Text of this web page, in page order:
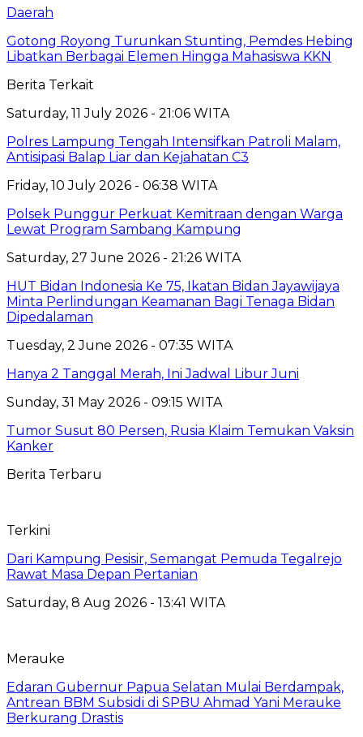
Daerah
Gotong Royong Turunkan Stunting, Pemdes Hebing
Libatkan Berbagai Elemen Hingga Mahasiswa KKN
Berita Terkait
Saturday, 11 July 2026 - 21:06 WITA
Polres Lampung Tengah Intensifkan Patroli Malam,
Antisipasi Balap Liar dan Kejahatan C3
Friday, 10 July 2026 - 06:38 WITA
Polsek Punggur Perkuat Kemitraan dengan Warga
Lewat Program Sambang Kampung
Saturday, 27 June 2026 - 21:26 WITA
HUT Bidan Indonesia Ke 75, Ikatan Bidan Jayawijaya
Minta Perlindungan Keamanan Bagi Tenaga Bidan
Dipedalaman
Tuesday, 2 June 2026 - 07:35 WITA
Hanya 2 Tanggal Merah, Ini Jadwal Libur Juni
Sunday, 31 May 2026 - 09:15 WITA
Tumor Susut 80 Persen, Rusia Klaim Temukan Vaksin
Kanker
Berita Terbaru
Terkini
Dari Kampung Pesisir, Semangat Pemuda Tegalrejo
Rawat Masa Depan Pertanian
Saturday, 8 Aug 2026 - 13:41 WITA
Merauke
Edaran Gubernur Papua Selatan Mulai Berdampak,
Antrean BBM Subsidi di SPBU Ahmad Yani Merauke
Berkurang Drastis